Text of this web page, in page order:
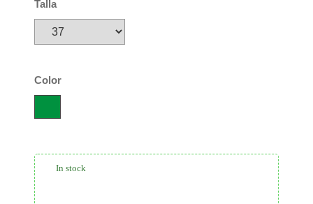
Talla
Color
In stock